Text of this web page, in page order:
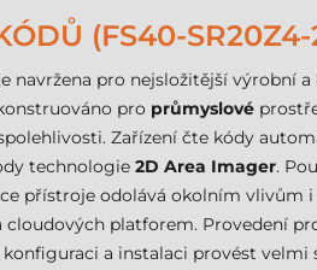
(FS40-
navržena pro nejsložitější výrobní
pro průmyslové
Zařízení čte kódy
technologie 2D Area Imager.
přístroje odolává okolním
platforem. Provedení
a instalaci provést